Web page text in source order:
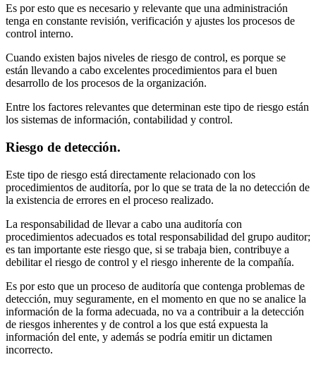
Es por esto que es necesario y relevante que una administración
tenga en constante revisión, verificación y ajustes los procesos de
control interno.
Cuando existen bajos niveles de riesgo de control, es porque se
están llevando a cabo excelentes procedimientos para el buen
desarrollo de los procesos de la organización.
Entre los factores relevantes que determinan este tipo de riesgo están
los sistemas de información, contabilidad y control.
Riesgo de detección.
Este tipo de riesgo está directamente relacionado con los
procedimientos de auditoría, por lo que se trata de la no detección de
la existencia de errores en el proceso realizado.
La responsabilidad de llevar a cabo una auditoría con
procedimientos adecuados es total responsabilidad del grupo auditor;
es tan importante este riesgo que, si se trabaja bien, contribuye a
debilitar el riesgo de control y el riesgo inherente de la compañía.
Es por esto que un proceso de auditoría que contenga problemas de
detección, muy seguramente, en el momento en que no se analice la
información de la forma adecuada, no va a contribuir a la detección
de riesgos inherentes y de control a los que está expuesta la
información del ente, y además se podría emitir un dictamen
incorrecto.